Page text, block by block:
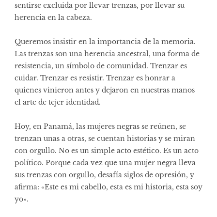
sentirse excluida por llevar trenzas, por llevar su
herencia en la cabeza.
Queremos insistir en la importancia de la memoria.
Las trenzas son una herencia ancestral, una forma de
resistencia, un símbolo de comunidad. Trenzar es
cuidar. Trenzar es resistir. Trenzar es honrar a
quienes vinieron antes y dejaron en nuestras manos
el arte de tejer identidad.
Hoy, en Panamá, las mujeres negras se reúnen, se
trenzan unas a otras, se cuentan historias y se miran
con orgullo. No es un simple acto estético. Es un acto
político. Porque cada vez que una mujer negra lleva
sus trenzas con orgullo, desafía siglos de opresión, y
afirma: «Este es mi cabello, esta es mi historia, esta soy
yo».